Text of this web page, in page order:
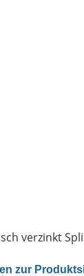
verzinkt
zur